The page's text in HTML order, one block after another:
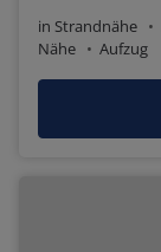
in Strandnähe
Nähe
Aufzug